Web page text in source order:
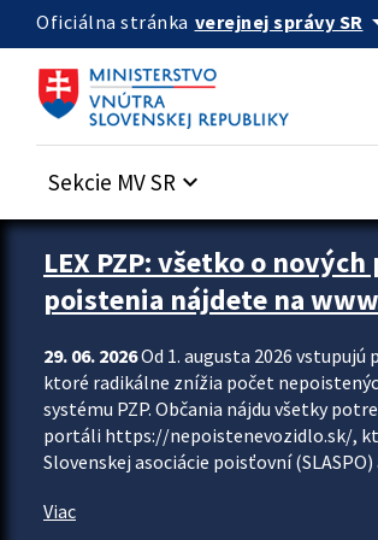
Preskocit na hlavný obsah
Oficiálna stránka verejnej správy SR
Sekcie MV SR keyboard_arrow_down
Zastavit automatický posun upútavok
LEX PZP: všetko o
poistenia nájdete na
29. 06. 2026Od 1. augusta 2026
ktoré radikálne znížia počet
systému PZP. Občania nájdu všetky
portáli https://nepoistenevozidlo.sk/,
Slovenskej asociácie poisťovní
Viac